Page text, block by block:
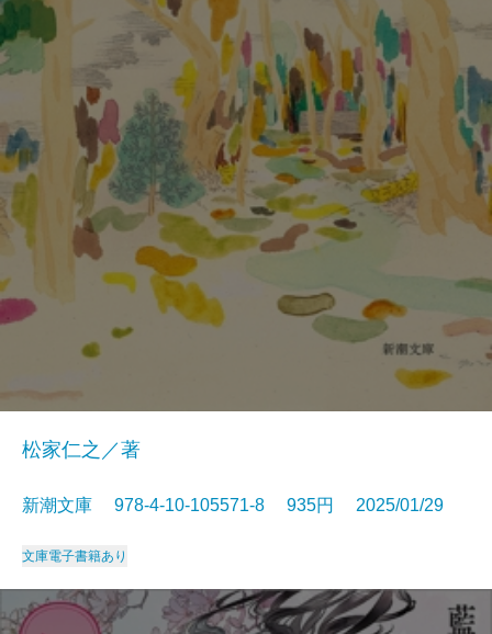
松家仁之／著
新潮文庫 978-4-10-105571-8 935円 2025/01/29
文庫電子書籍あり